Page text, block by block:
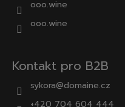
ooo.wine
ooo.wine
Kontakt pro B2B
sykora@domaine.cz
+420 704 604 444